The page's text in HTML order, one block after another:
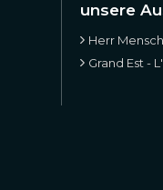
unsere
Herr Mensch
Grand Est -